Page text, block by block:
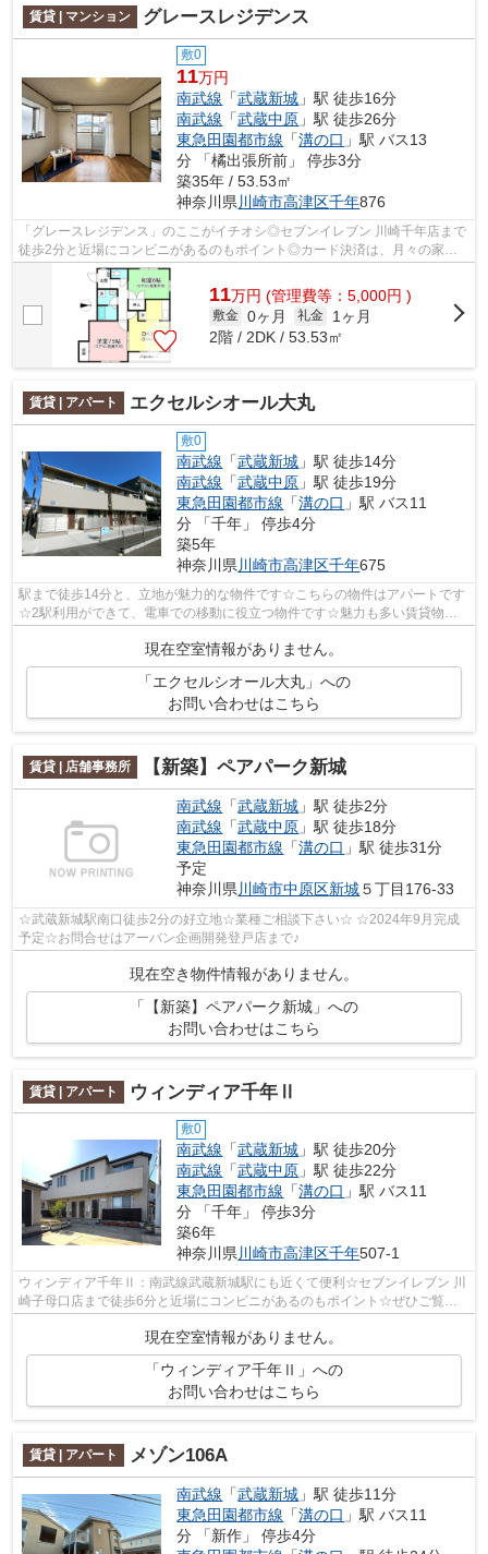
賃貸 | マンション グレースレジデンス
敷0
11万円
南武線 「武蔵新城 」駅 徒歩16分
南武線 「武蔵中原 」駅 徒歩26分
東急田園都市線 「溝の口 」駅 バス13
分 「橘出張所前」 停歩3分
築35年 / 53.53㎡
神奈川県川崎市高津区千年876
「グレースレジデンス」のここがイチオシ◎セブンイレブン 川崎千年店まで
徒歩2分と近場にコンビニがあるのもポイント◎カード決済は、月々の家賃
や初期費用支払いのわずらわしさを解消...
11万円 (管理費等：5,000円 )
敷金 0ヶ月 礼金
1ヶ月
2階 / 2DK / 53.53㎡
賃貸 | アパート エクセルシオール大丸
敷0
南武線 「武蔵新城 」駅 徒歩14分
南武線 「武蔵中原 」駅 徒歩19分
東急田園都市線 「溝の口 」駅 バス11
分 「千年」 停歩4分
築5年
神奈川県 川崎市高津区千年675
駅まで徒歩14分と、立地が魅力的な物件です☆こちらの物件はアパートです
☆2駅利用ができて、電車での移動に役立つ物件です☆魅力も多い賃貸物件
現在空室情報がありません。
「エクセルシオール大丸」への
お問い合わせはこちら
賃貸 | 店舗事務所 【新築】ペアパーク新城
南武線 「武蔵新城 」駅 徒歩2分
南武線 「武蔵中原 」駅 徒歩18分
東急田園都市線 「溝の口 」駅 徒歩31分
予定
神奈川県川崎市中原区新城５丁目176-33
☆武蔵新城駅南口徒歩2分の好立地☆業種ご相談下さい☆ ☆2024年9月完成
予定☆お問合せはアーバン企画開発登戸店まで♪
現在空き物件情報がありません。
「【新築】ペアパーク新城」への
お問い合わせはこちら
賃貸 | アパート ウィンディア千年Ⅱ
敷0
南武線 「武蔵新城 」駅 徒歩20分
南武線 「武蔵中原 」駅 徒歩22分
東急田園都市線 「溝の口 」駅 バス11
分 「千年」 停歩3分
築6年
神奈川県川崎市高津区千年507-1
ウィンディア千年Ⅱ：南武線武蔵新城駅にも近くて便利☆セブンイレブン 川
崎子母口店まで徒歩6分と近場にコンビニがあるのもポイント☆ぜひご覧い
現在空室情報がありません。
「ウィンディア千年Ⅱ」への
お問い合わせはこちら
賃貸 | アパート メゾン106A
南武線 「武蔵新城 」駅 徒歩11分
東急田園都市線 「溝の口 」駅 バス11
分 「新作」 停歩4分